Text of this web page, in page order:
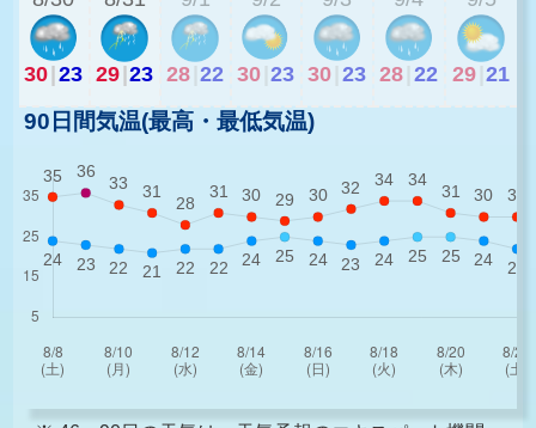
30 23 29 23 28 22 30 23 30 23 28 22 29 21
90日間気温(最高・最低気温)